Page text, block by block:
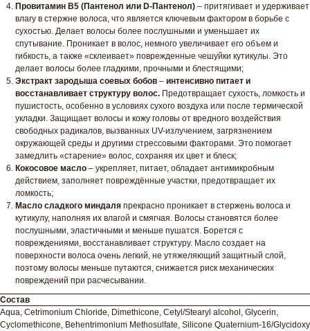
Провитамин B5 (Пантенол или D-Пантенол) – притягивает и удерживает
влагу в стержне волоса, что является ключевым фактором в борьбе с
сухостью. Делает волосы более послушными и уменьшает их
спутывание. Проникает в волос, немного увеличивает его объем и
гибкость, а также «склеивает» поврежденные чешуйки кутикулы. Это
делает волосы более гладкими, прочными и блестящими;
Экстракт зародыша соевых бобов – интенсивно питает и
восстанавливает структуру волос. Предотвращает сухость, ломкость и
пушистость, особенно в условиях сухого воздуха или после термической
укладки. Защищает волосы и кожу головы от вредного воздействия
свободных радикалов, вызванных UV-излучением, загрязнением
окружающей среды и другими стрессовыми факторами. Это помогает
замедлить «старение» волос, сохраняя их цвет и блеск;
Кокосовое масло – укрепляет, питает, обладает антимикробным
действием, заполняет повреждённые участки, предотвращает их
ломкость;
Масло сладкого миндаля прекрасно проникает в стержень волоса и
кутикулу, наполняя их влагой и смягчая. Волосы становятся более
послушными, эластичными и меньше пушатся. Борется с
повреждениями, восстанавливает структуру. Масло создает на
поверхности волоса очень легкий, не утяжеляющий защитный слой,
поэтому волосы меньше путаются, снижается риск механических
повреждений при расчесывании.
Состав
Aqua, Cetrimonium Chloride, Dimethicone, Cetyl/Stearyl alcohol, Glycerin,
Cyclomethicone, Behentrimonium Methosulfate, Silicone Quaternium-16/Glycidoxy